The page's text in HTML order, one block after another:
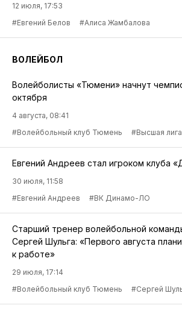
12 июля, 17:53
#Евгений Белов
#Алиса Жамбалова
ВОЛЕЙБОЛ
Волейболисты «Тюмени» начнут
октября
4 августа, 08:41
#Волейбольный клуб Тюмень
#Высшая
Евгений Андреев стал игроком клуба
30 июля, 11:58
#Евгений Андреев
#ВК Динамо-ЛО
Старший тренер волейбольной
Сергей Шульга: «Первого августа
к работе»
29 июля, 17:14
#Волейбольный клуб Тюмень
#Сергей